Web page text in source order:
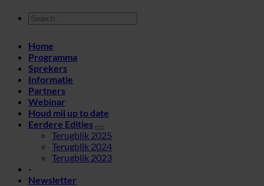
Home
Programma
Sprekers
Informatie
Partners
Webinar
Houd mij up to date
Eerdere Edities
Terugblik 2025
Terugblik 2024
Terugblik 2023
-
Newsletter